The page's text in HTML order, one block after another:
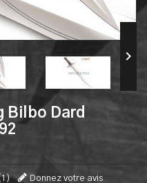

Bilbo Dard
1) Donnez votre avis